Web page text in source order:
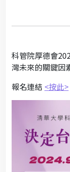
科管院厚德會
灣未來的關鍵因
報名連結 <按此>